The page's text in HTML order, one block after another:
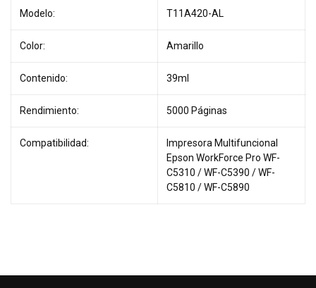
Modelo: T11A420-AL
Color: Amarillo
Contenido: 39ml
Rendimiento: 5000 Páginas
Compatibilidad:
Impresora Multifuncional
Epson WorkForce Pro WF-
C5310 / WF-C5390 / WF-
C5810 / WF-C5890